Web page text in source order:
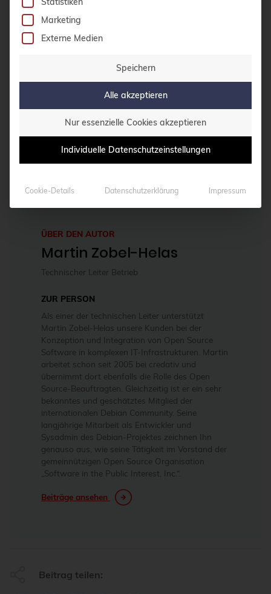
ÜBER DEN AUTOR
Martin Zobel-Helas
Technischer Leiter Betrieb
ZUR PERSON
Als einer der technischen Leiter unterstützt
Martin Zobel-Helas unsere Kunden bei der
Konzeption und Integration von Open Source
Software in komplexen IT-Infrastrukturen. Martin
arbeitet schon seit 2005 bei credativ und
übernimmt dort ebenfalls die Rolle des Open
Source-Beauftragten. Gleichzeitig ist er ein sehr
bekanntes und geschätztes Mitglied der
internationalen Debian Community. Seine
langjährige Mitarbeit als Entwickler und
Sysadmin des Debian-Projektes zeichnen Ihn
genauso aus, wie seine Tätigkeit im Vorstand der
gemeinnützigen Open Source Organisation
„Software in the Public Interest, Inc.“.
Beiträge ansehen
Beitrag teilen:
Marketing
Externe Medien
Speichern
Alle akzeptieren
Nur essenzielle Cookies akzeptieren
Individuelle Datenschutzeinstellungen
Cookie-Details Datenschutzerklärung Impressum